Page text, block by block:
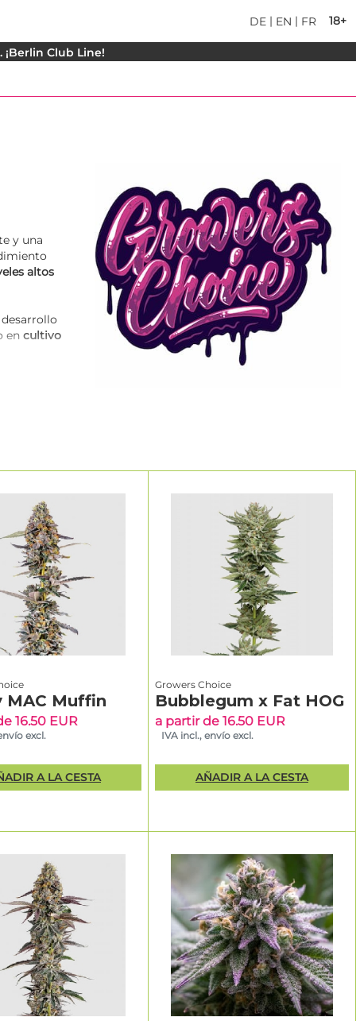
18+
DE | EN | FR
Club Line!
y una
altos
en cultivo
se
a las
en
y
de
MAC Muffin
16.50 EUR
excl.
A LA CESTA
Growers Choice
Bubblegum x Fat HOG
a partir de 16.50 EUR
IVA incl., envío excl.
AÑADIR A LA CESTA